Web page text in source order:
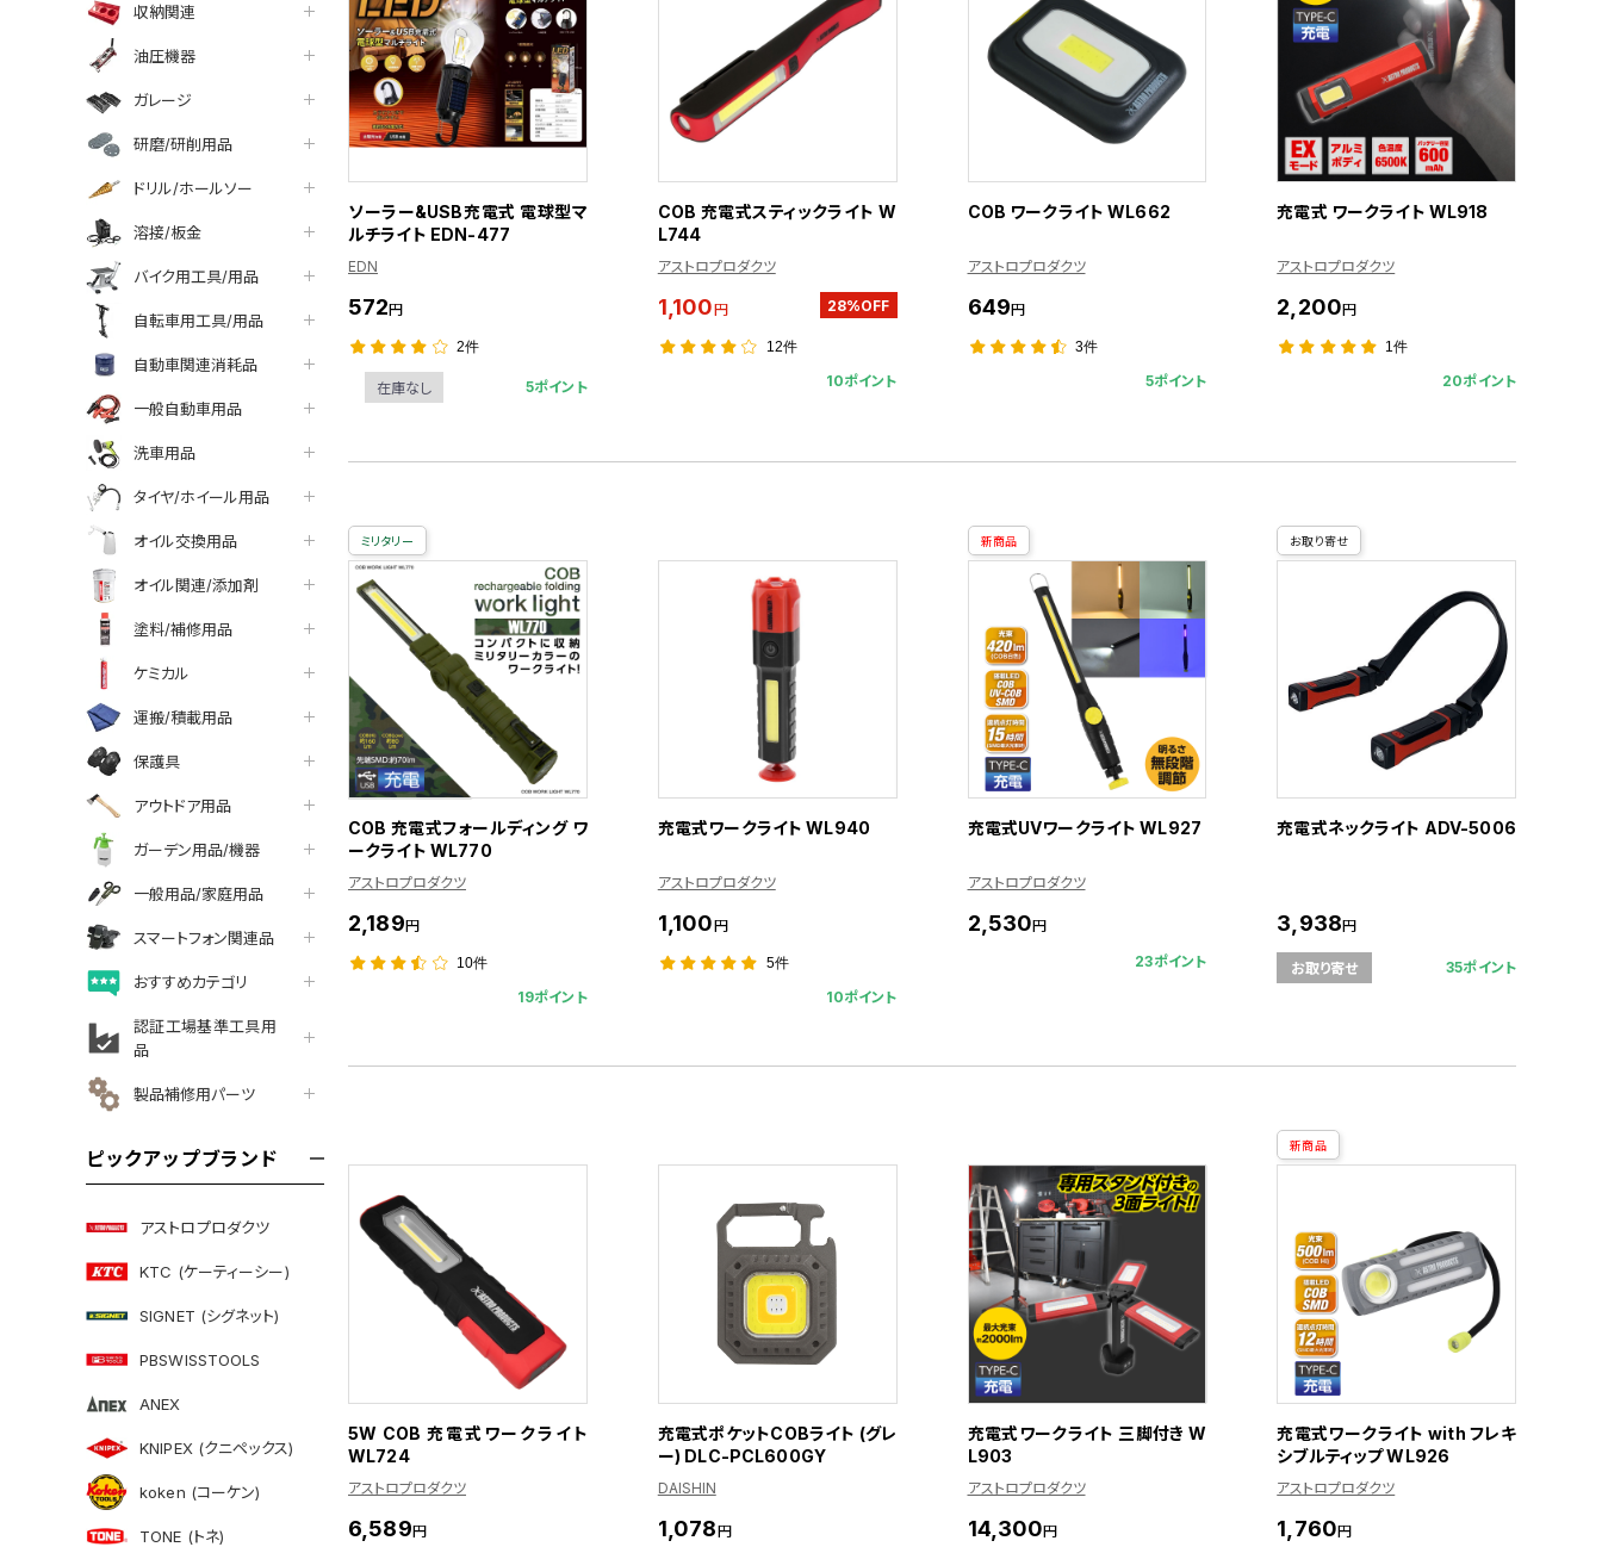
収納関連
油圧機器
ガレージ
研磨/研削用品
ドリル/ホールソー
溶接/板金
バイク用工具/用品
自転車用工具/用品
自動車関連消耗品
一般自動車用品
洗車用品
タイヤ/ホイール用品
オイル交換用品
オイル関連/添加剤
塗料/補修用品
ケミカル
運搬/積載用品
保護具
アウトドア用品
ガーデン用品/機器
一般用品/家庭用品
スマートフォン関連品
おすすめカテゴリ
認証工場基準工具用
品
製品補修用パーツ
ピックアップブランド
アストロプロダクツ
KTC (ケーティーシー)
SIGNET (シグネット)
PBSWISSTOOLS
ANEX
KNIPEX (クニペックス)
koken (コーケン)
TONE (トネ)
ソーラー&USB充電式 電球型マ
ルチライト EDN-477
EDN
572円
2件
在庫なし 5ポイント
COB 充電式スティックライト W
L744
アストロプロダクツ
1,100円 28%OFF
12件
10ポイント
COB ワークライト WL662
アストロプロダクツ
649円
3件
5ポイント
充電式 ワークライト WL918
アストロプロダクツ
2,200円
1件
20ポイント
ミリタリー
COB 充電式フォールディング ワ
ークライト WL770
アストロプロダクツ
2,189円
10件
19ポイント
充電式ワークライト WL940
アストロプロダクツ
1,100円
5件
10ポイント
新商品
充電式UVワークライト WL927
アストロプロダクツ
2,530円
23ポイント
お取り寄せ
充電式ネックライト ADV-5006
3,938円
お取り寄せ 35ポイント
5W COB 充電式ワークライト
WL724
アストロプロダクツ
6,589円
充電式ポケットCOBライト (グレ
ー) DLC-PCL600GY
DAISHIN
1,078円
充電式ワークライト 三脚付き W
L903
アストロプロダクツ
14,300円
新商品
充電式ワークライト with フレキ
シブルティップ WL926
アストロプロダクツ
1,760円